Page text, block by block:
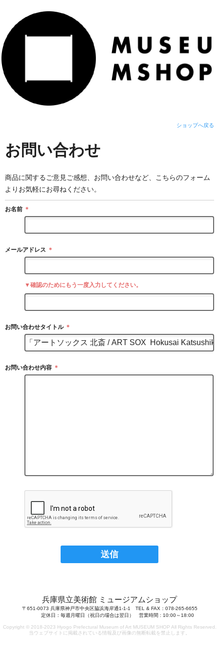
ショップへ戻る
お問い合わせ
商品に関するご意見ご感想、お問い合わせなど、こちらのフォーム
よりお気軽にお尋ねください。
お名前 ＊
メールアドレス ＊
▼確認のためにもう一度入力してください。
お問い合わせタイトル ＊
お問い合わせ内容 ＊
兵庫県立美術館 ミュージアムショップ
〒651-0073 兵庫県神戸市中央区脇浜海岸通1-1-1 TEL & FAX：078-265-6655
定休日：毎週月曜日（祝日の場合は翌日） 営業時間 : 10:00～18:00
Copyright © 2018-2023 Hyogo Prefectural Museum of Art MUSEUM SHOP All Rights Reserved.
当ウェブサイトに掲載されている情報及び画像の無断転載を禁止します。